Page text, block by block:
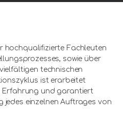
hochqualifizierte Fachleuten
sowie über
technischen
ist erarbeitet
und garantiert
jedes einzelnen Auftrages von